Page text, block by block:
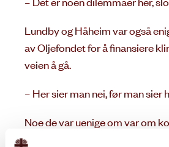
Lundby og Håheim var også
av Oljefondet for å finansiere
veien å gå.
– Her sier man nei, før man sier
Noe de var uenige om var om
en eventuell borgerlig